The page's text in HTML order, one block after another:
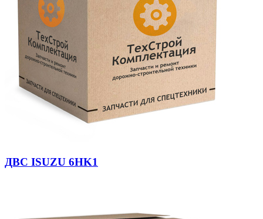
ДВС ISUZU 6HK1